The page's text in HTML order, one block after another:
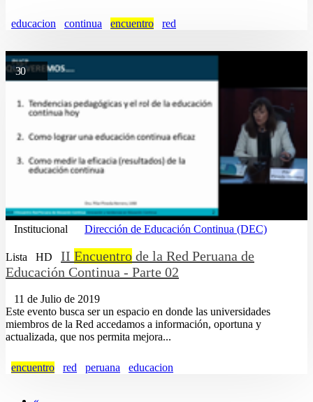
educacion continua encuentro red
30
Institucional Dirección de Educación Continua (DEC)
Lista HD II Encuentro de la Red Peruana de
Educación Continua - Parte 02
11 de Julio de 2019
Este evento busca ser un espacio en donde las universidades
miembros de la Red accedamos a información, oportuna y
actualizada, que nos permita mejora...
encuentro red peruana educacion